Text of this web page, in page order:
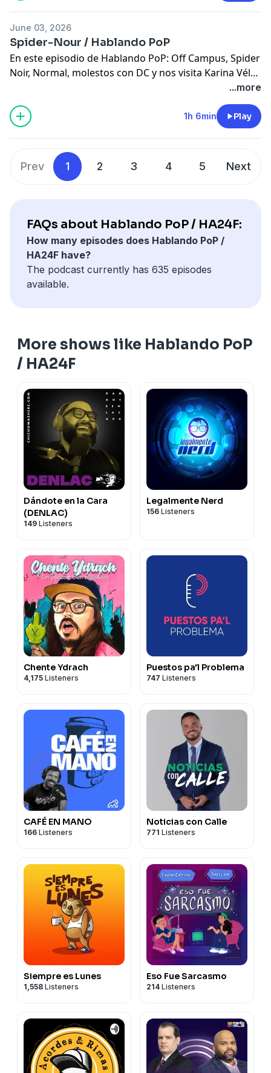
en instagram @gw_cinco Patreon:
patreon.com/hablandopop
June 03, 2026
Spider-Nour / Hablando PoP
En este episodio de Hablando PoP: Off Campus, Spider
Noir, Normal, molestos con DC y nos visita Karina Vélez
al estudio. Grabado desde GW-Cinco Studio como
parte de GW5 Network #tunuevatelevisión. Puedes ver
toda la programación en
www.gwcinco.com. síguenos
en instagram @gw_cinco Patreon:
patreon.com/hablandopop
...more
1h 6min Play
Prev 1 2 3 4 5 Next
FAQs about Hablando PoP / HA24F:
How many episodes does Hablando PoP /
HA24F have?
The podcast currently has 635 episodes
available.
More shows like Hablando PoP
/ HA24F
Dándote en la Cara
(DENLAC)
149 Listeners
Legalmente Nerd
156 Listeners
Chente Ydrach
4,175 Listeners
Puestos pa'l Problema
747 Listeners
CAFÉ EN MANO
166 Listeners
Noticias con Calle
771 Listeners
Siempre es Lunes
1,558 Listeners
Eso Fue Sarcasmo
214 Listeners